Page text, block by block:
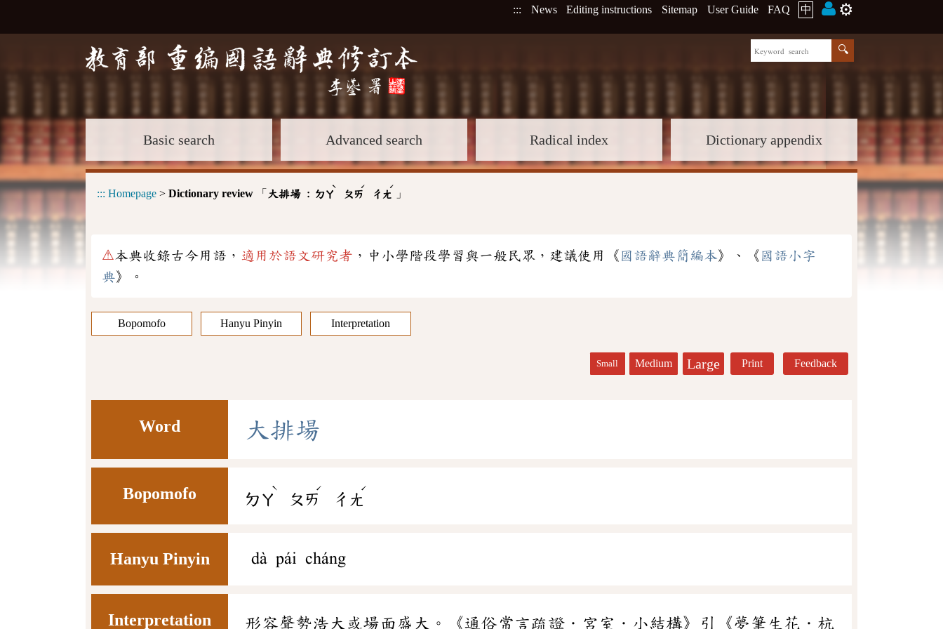
::: News Editing instructions Sitemap User Guide FAQ 中 ⚙️
Basic search Advanced search Radical index Dictionary appendix
::: Homepage > Dictionary review 「 大排場 : ㄉㄚ
ˋ
ㄆㄞ
ˊ
ㄔㄤ
ˊ
」
⚠本典收錄古今用語， 適用於語文研究者 ，中小學階段學習與一般民眾，建議使用《 國語辭典簡編本》、《 國語小字
典》。
Bopomofo Hanyu Pinyin Interpretation
Small Medium Large Print Feedback
Word 大 排場
Bopomofo ㄉㄚ
ˋ
ㄆㄞ
ˊ
ㄔㄤ
ˊ
Hanyu Pinyin dà pái cháng
Interpretation 形容聲勢浩大或場面盛大。《通俗常言疏證．宮室．小結構》引《夢筆生花．杭